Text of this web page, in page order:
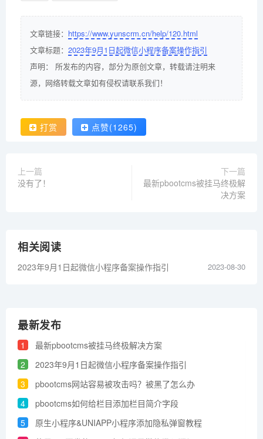
文章链接： https://www.yunscrm.cn/help/120.html
文章标题： 2023年9月1日起微信小程序备案操作指引
声明： 所发布的内容，部分为原创文章，转载请注明来
源，网络转载文章如有侵权请联系我们！
打赏 点赞(1265)
上一篇
没有了！
下一篇
最新pbootcms被挂马终极解
决方案
相关阅读
2023年9月1日起微信小程序备案操作指引 2023-08-30
最新发布
1
最新pbootcms被挂马终极解决方案
2
2023年9月1日起微信小程序备案操作指引
3
pbootcms网站容易被攻击吗？被黑了怎么办
4
pbootcms如何给栏目添加栏目简介字段
5
原生小程序&UNIAPP小程序添加​隐私弹窗教程